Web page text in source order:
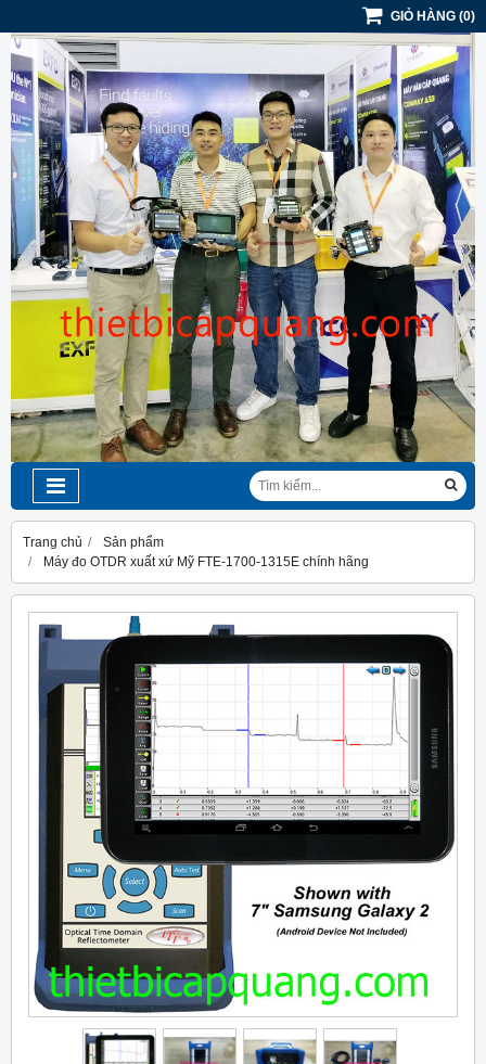
GIỎ HÀNG (0)
Trang chủ
Sản phẩm
Máy đo OTDR xuất xứ Mỹ FTE-1700-1315E chính hãng